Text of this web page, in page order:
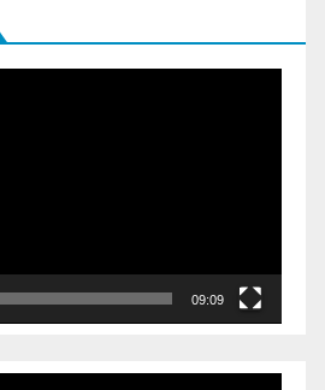
09:09